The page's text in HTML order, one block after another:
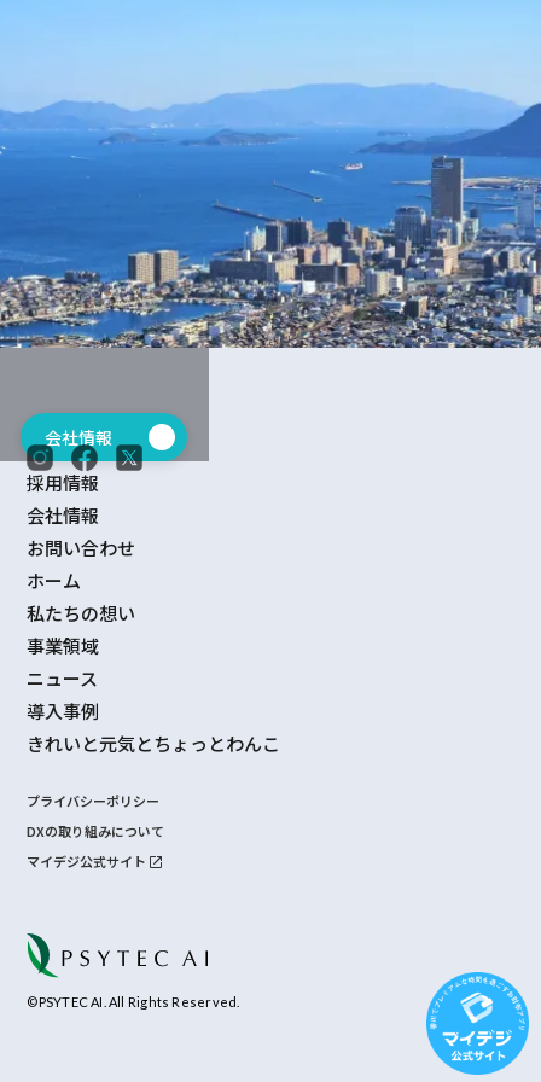
会社情報
©PSYTEC AI. All Rights Reserved.
ホーム
私たちの想い
事業領域
ニュース
導入事例
きれいと元気とちょっとわんこ
プライバシーポリシー
DXの取り組みについて
マイデジ公式サイト
採用情報
会社情報
お問い合わせ